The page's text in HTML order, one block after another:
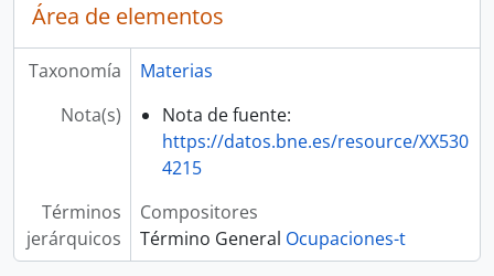
Área de elementos
Taxonomía
Materias
Nota(s)
Nota de fuente:
https://datos.bne.es/resource/XX530
4215
Términos
jerárquicos
Compositores
Término General Ocupaciones-t